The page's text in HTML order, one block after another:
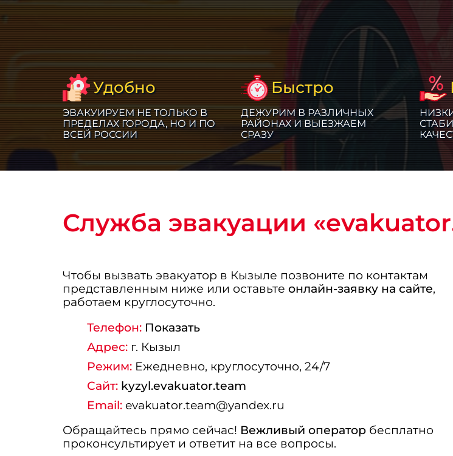
Удобно
ЭВАКУИРУЕМ НЕ ТОЛЬКО В
ПРЕДЕЛАХ ГОРОДА, НО И ПО
ВСЕЙ РОССИИ
Быстро
ДЕЖУРИМ В РАЗЛИЧНЫХ
РАЙОНАХ И ВЫЕЗЖАЕМ
СРАЗУ
Служба эвакуации
Чтобы вызвать эвакуатор в Кызыле позвоните по контактам
представленным ниже или оставьте онлайн-заявку на сайте,
работаем круглосуточно.
Телефон: Показать
Адрес:г. Кызыл
Режим:Ежедневно, круглосуточно, 24/7
Сайт: kyzyl.evakuator.team
Email:evakuator.team@yandex.ru
Обращайтесь прямо сейчас! Вежливый операторбесплатно
проконсультирует и ответит на все вопросы.